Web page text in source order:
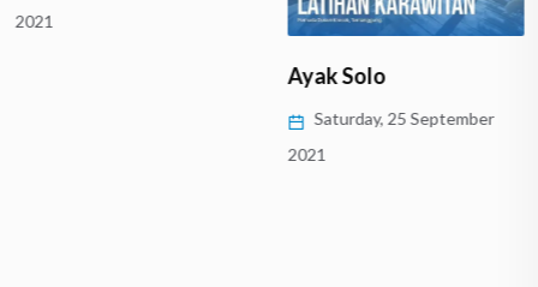
2021
Ayak Solo
Saturday, 25 September
2021